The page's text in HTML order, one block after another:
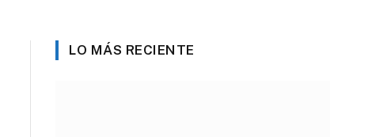
LO MÁS RECIENTE